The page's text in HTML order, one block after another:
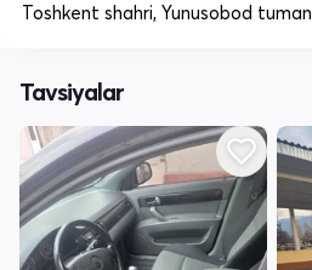
Toshkent shahri, Yunusobod
Tavsiyalar